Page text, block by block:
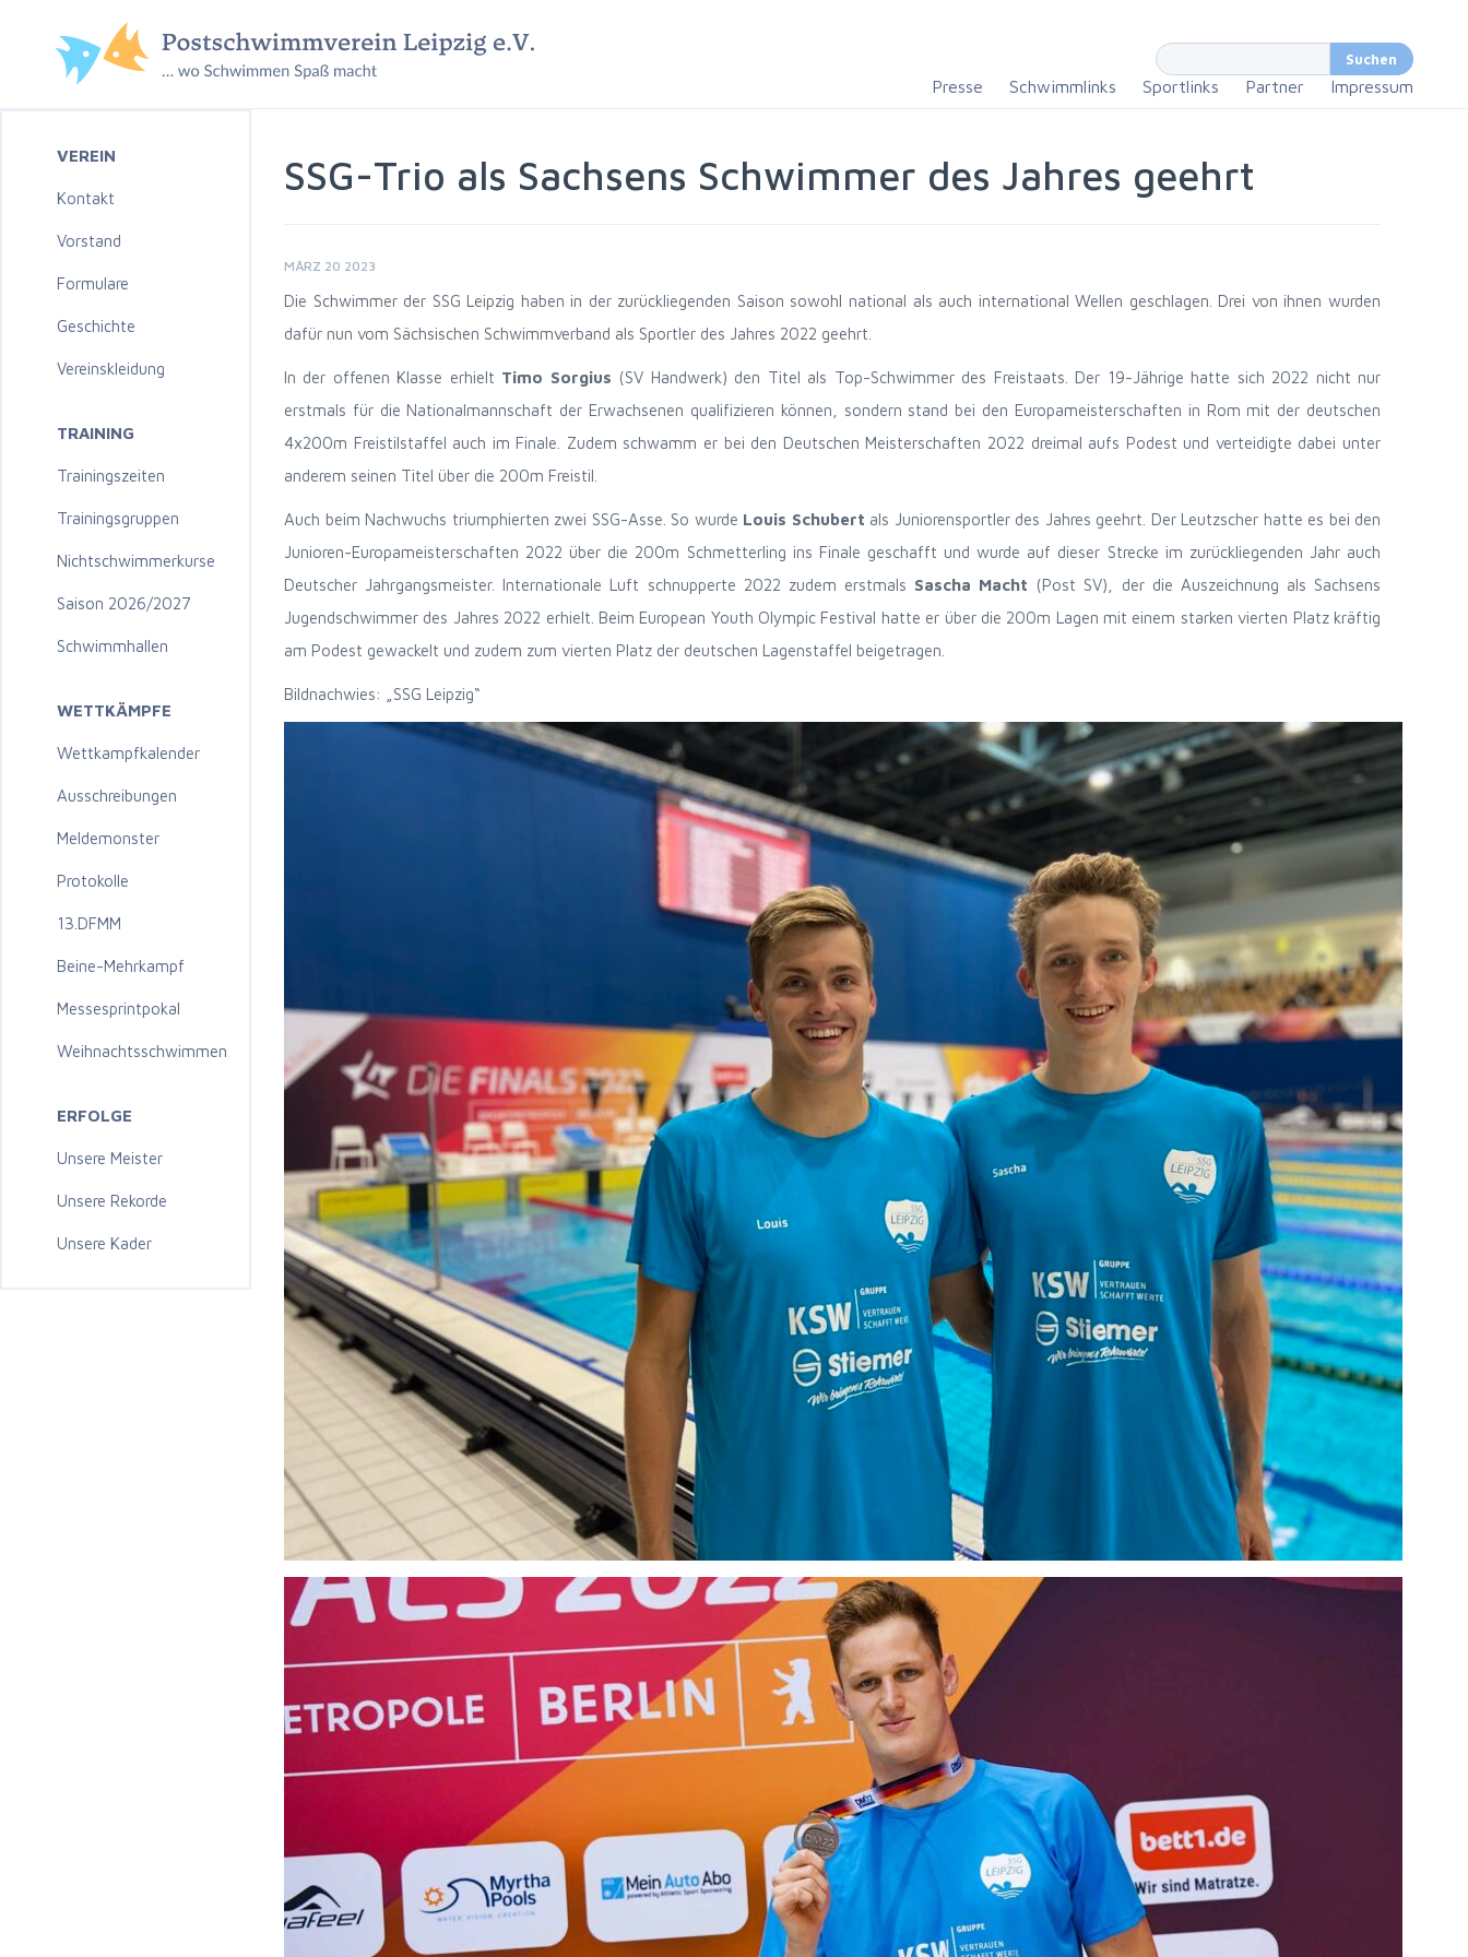
Presse Schwimmlinks Sportlinks Partner Impressum
VEREIN
Kontakt
Vorstand
Formulare
Geschichte
Vereinskleidung
TRAINING
Trainingszeiten
Trainingsgruppen
Nichtschwimmerkurse
Saison 2026/2027
Schwimmhallen
WETTKÄMPFE
Wettkampfkalender
Ausschreibungen
Meldemonster
Protokolle
13.DFMM
Beine-Mehrkampf
Messesprintpokal
Weihnachtsschwimmen
ERFOLGE
Unsere Meister
Unsere Rekorde
Unsere Kader
SSG-Trio als Sachsens Schwimmer des Jahres geehrt
MÄRZ 20 2023
Die Schwimmer der SSG Leipzig haben in der zurückliegenden Saison sowohl national als auch international Wellen geschlagen. Drei von ihnen wurden
dafür nun vom Sächsischen Schwimmverband als Sportler des Jahres 2022 geehrt.
In der offenen Klasse erhielt Timo Sorgius (SV Handwerk) den Titel als Top-Schwimmer des Freistaats. Der 19-Jährige hatte sich 2022 nicht nur
erstmals für die Nationalmannschaft der Erwachsenen qualifizieren können, sondern stand bei den Europameisterschaften in Rom mit der deutschen
4x200m Freistilstaffel auch im Finale. Zudem schwamm er bei den Deutschen Meisterschaften 2022 dreimal aufs Podest und verteidigte dabei unter
anderem seinen Titel über die 200m Freistil.
Auch beim Nachwuchs triumphierten zwei SSG-Asse. So wurde Louis Schubert als Juniorensportler des Jahres geehrt. Der Leutzscher hatte es bei den
Junioren-Europameisterschaften 2022 über die 200m Schmetterling ins Finale geschafft und wurde auf dieser Strecke im zurückliegenden Jahr auch
Deutscher Jahrgangsmeister. Internationale Luft schnupperte 2022 zudem erstmals Sascha Macht (Post SV), der die Auszeichnung als Sachsens
Jugendschwimmer des Jahres 2022 erhielt. Beim European Youth Olympic Festival hatte er über die 200m Lagen mit einem starken vierten Platz kräftig
am Podest gewackelt und zudem zum vierten Platz der deutschen Lagenstaffel beigetragen.
Bildnachwies: „SSG Leipzig“